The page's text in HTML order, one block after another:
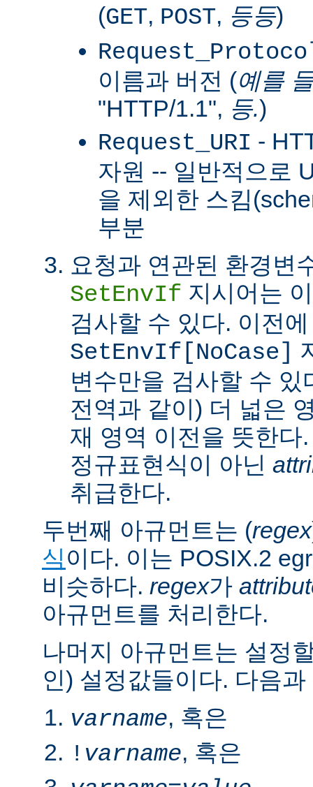
(GET, POST, 등등)
이름과 버전 (예를
"HTTP/1.1", 등.)
Request_URI -
자원 -- 일반적으로
을 제외한 스킴
부분
요청과 연관된 환경변
SetEnvIf 지시어는
검사할 수 있다. 이전에
SetEnvIf[NoCase]
변수만을 검사할 수 있
전역과 같이) 더 넓은
재 영역 이전을 뜻한다
정규표현식이 아닌
취급한다.
두번째 아규먼트는 (regex
식 이다. 이는 POSIX.2
비슷하다. regex가
아규먼트를 처리한다.
나머지 아규먼트는 설정
인) 설정값들이다. 다음
varname, 혹은
! varname, 혹은